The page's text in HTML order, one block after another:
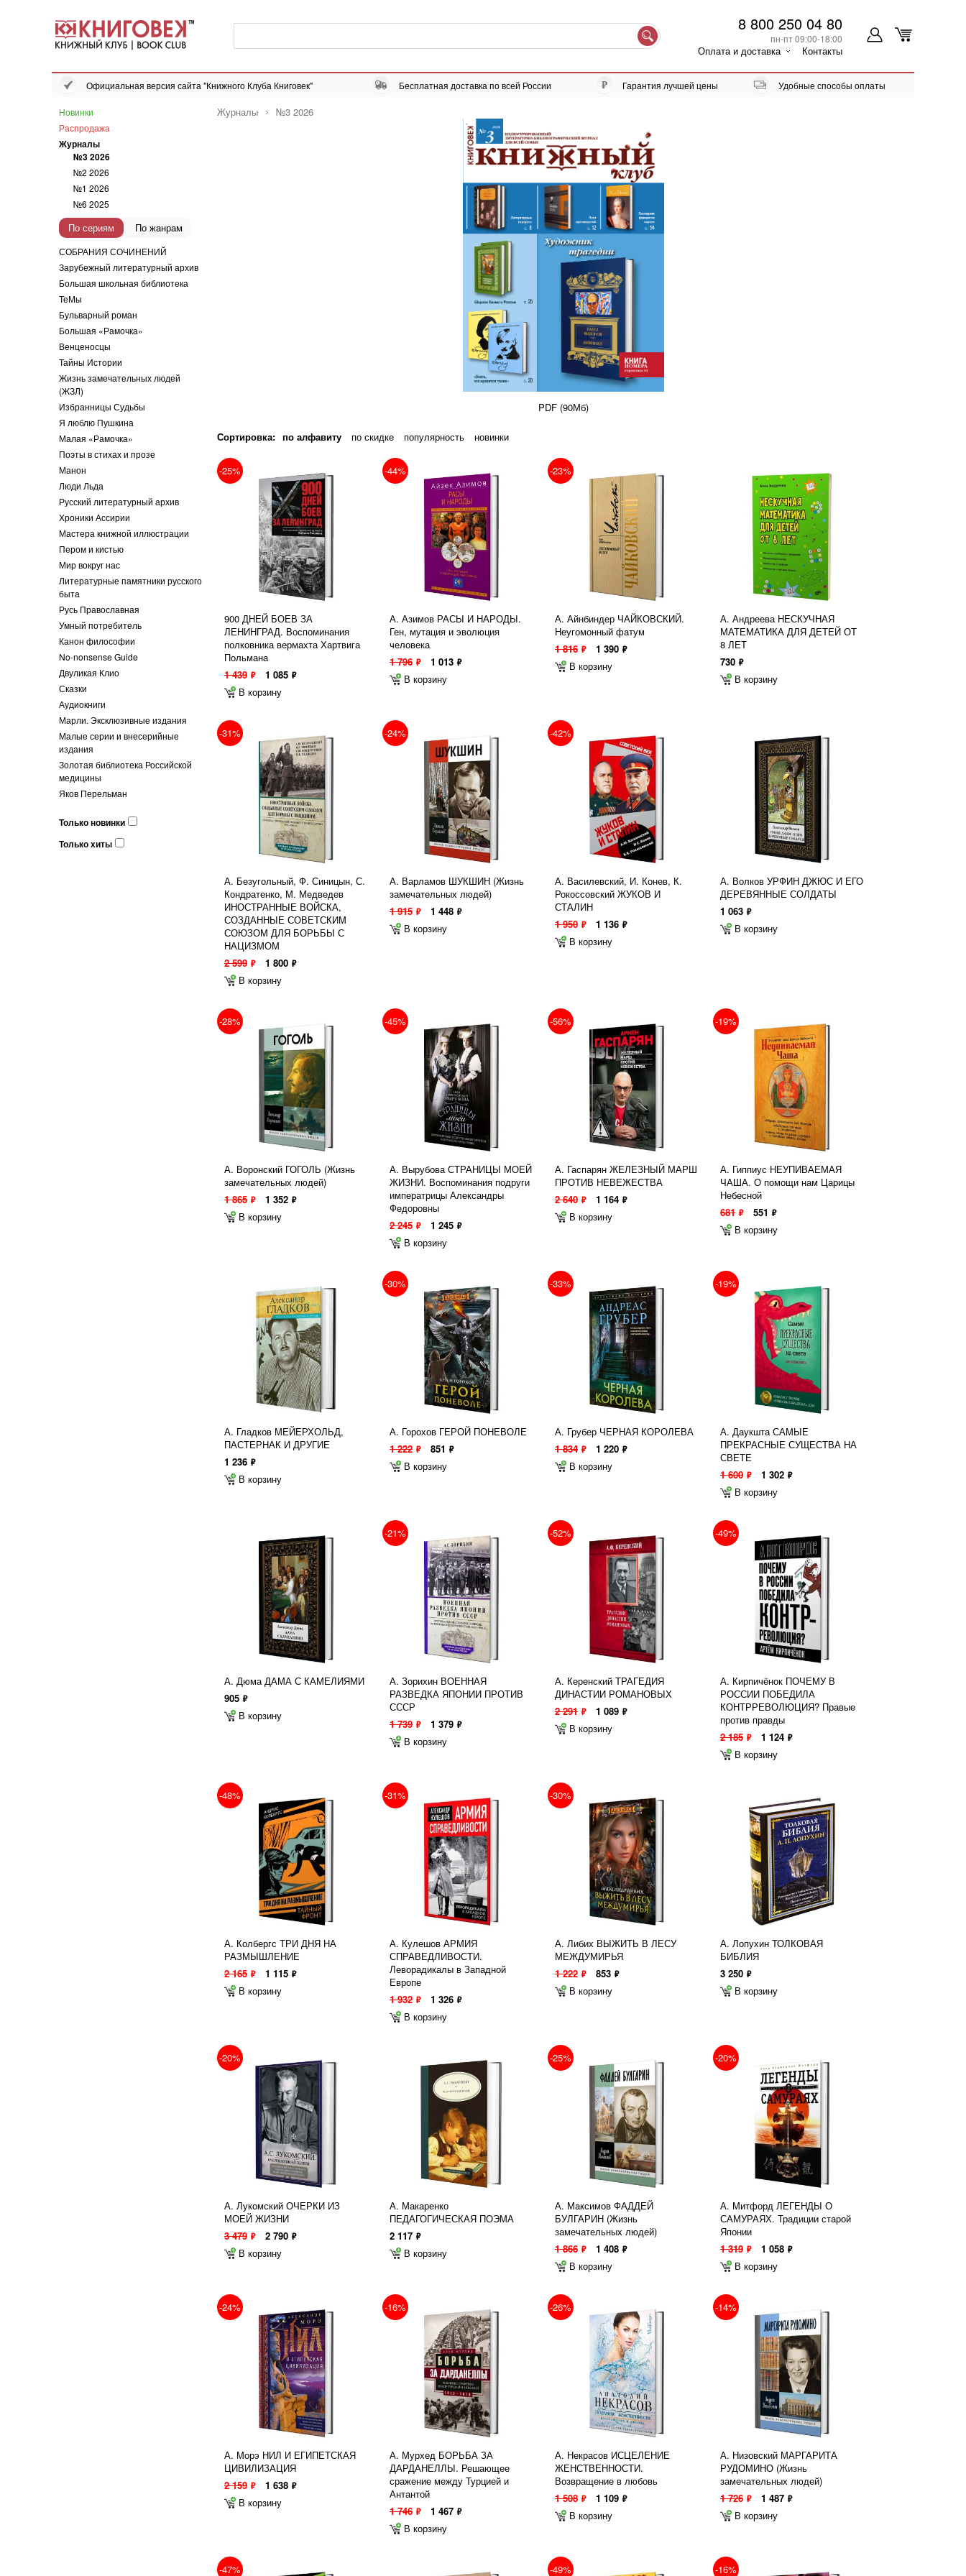
8 800 250 04 80
пн-пт 09:00-18:00
Оплата и доставка Контакты
Официальная версия сайта "Книжного Клуба Книговек" Бесплатная доставка по всей России Гарантия лучшей цены Удобные способы оплаты
Новинки
Распродажа
Журналы
№3 2026
№2 2026
№1 2026
№6 2025
По сериям По жанрам
СОБРАНИЯ СОЧИНЕНИЙ
Зарубежный литературный архив
Большая школьная библиотека
ТеМы
Бульварный роман
Большая «Рамочка»
Венценосцы
Тайны Истории
Жизнь замечательных людей
(ЖЗЛ)
Избранницы Судьбы
Я люблю Пушкина
Малая «Рамочка»
Поэты в стихах и прозе
Манон
Люди Льда
Русский литературный архив
Хроники Ассирии
Мастера книжной иллюстрации
Пером и кистью
Мир вокруг нас
Литературные памятники русского
быта
Русь Православная
Умный потребитель
Канон философии
No-nonsense Guide
Двуликая Клио
Сказки
Аудиокниги
Марли. Эксклюзивные издания
Малые серии и внесерийные
издания
Золотая библиотека Российской
медицины
Яков Перельман
Только новинки
Только хиты
Журналы №3 2026
PDF (90Мб)
Сортировка: по алфавиту по скидке популярность новинки
-25%
900 ДНЕЙ БОЕВ ЗА
ЛЕНИНГРАД. Воспоминания
полковника вермахта Хартвига
Польмана
1 439 ф 1 085 ф
В корзину
-44%
А. Азимов РАСЫ И НАРОДЫ.
Ген, мутация и эволюция
человека
1 796 ф 1 013 ф
В корзину
-23%
А. Айнбиндер ЧАЙКОВСКИЙ.
Неугомонный фатум
1 816 ф 1 390 ф
В корзину
А. Андреева НЕСКУЧНАЯ
МАТЕМАТИКА ДЛЯ ДЕТЕЙ ОТ
8 ЛЕТ
730 ф
В корзину
-31%
А. Безугольный, Ф. Синицын, С.
Кондратенко, М. Медведев
ИНОСТРАННЫЕ ВОЙСКА,
СОЗДАННЫЕ СОВЕТСКИМ
СОЮЗОМ ДЛЯ БОРЬБЫ С
НАЦИЗМОМ
2 599 ф 1 800 ф
В корзину
-24%
А. Варламов ШУКШИН (Жизнь
замечательных людей)
1 915 ф 1 448 ф
В корзину
-42%
А. Василевский, И. Конев, К.
Рокоссовский ЖУКОВ И
СТАЛИН
1 950 ф 1 136 ф
В корзину
А. Волков УРФИН ДЖЮС И ЕГО
ДЕРЕВЯННЫЕ СОЛДАТЫ
1 063 ф
В корзину
-28%
А. Воронский ГОГОЛЬ (Жизнь
замечательных людей)
1 865 ф 1 352 ф
В корзину
-45%
А. Вырубова СТРАНИЦЫ МОЕЙ
ЖИЗНИ. Воспоминания подруги
императрицы Александры
Федоровны
2 245 ф 1 245 ф
В корзину
-56%
А. Гаспарян ЖЕЛЕЗНЫЙ МАРШ
ПРОТИВ НЕВЕЖЕСТВА
2 640 ф 1 164 ф
В корзину
-19%
А. Гиппиус НЕУПИВАЕМАЯ
ЧАША. О помощи нам Царицы
Небесной
681 ф 551 ф
В корзину
А. Гладков МЕЙЕРХОЛЬД,
ПАСТЕРНАК И ДРУГИЕ
1 236 ф
В корзину
-30%
А. Горохов ГЕРОЙ ПОНЕВОЛЕ
1 222 ф 851 ф
В корзину
-33%
А. Грубер ЧЕРНАЯ КОРОЛЕВА
1 834 ф 1 220 ф
В корзину
-19%
А. Даукшта САМЫЕ
ПРЕКРАСНЫЕ СУЩЕСТВА НА
СВЕТЕ
1 600 ф 1 302 ф
В корзину
А. Дюма ДАМА С КАМЕЛИЯМИ
905 ф
В корзину
-21%
А. Зорихин ВОЕННАЯ
РАЗВЕДКА ЯПОНИИ ПРОТИВ
СССР
1 739 ф 1 379 ф
В корзину
-52%
А. Керенский ТРАГЕДИЯ
ДИНАСТИИ РОМАНОВЫХ
2 291 ф 1 089 ф
В корзину
-49%
А. Кирпичёнок ПОЧЕМУ В
РОССИИ ПОБЕДИЛА
КОНТРРЕВОЛЮЦИЯ? Правые
против правды
2 185 ф 1 124 ф
В корзину
-48%
А. Колбергс ТРИ ДНЯ НА
РАЗМЫШЛЕНИЕ
2 165 ф 1 115 ф
В корзину
-31%
А. Кулешов АРМИЯ
СПРАВЕДЛИВОСТИ.
Леворадикалы в Западной
Европе
1 932 ф 1 326 ф
В корзину
-30%
А. Либих ВЫЖИТЬ В ЛЕСУ
МЕЖДУМИРЬЯ
1 222 ф 853 ф
В корзину
А. Лопухин ТОЛКОВАЯ
БИБЛИЯ
3 250 ф
В корзину
-20%
А. Лукомский ОЧЕРКИ ИЗ
МОЕЙ ЖИЗНИ
3 479 ф 2 790 ф
В корзину
А. Макаренко
ПЕДАГОГИЧЕСКАЯ ПОЭМА
2 117 ф
В корзину
-25%
А. Максимов ФАДДЕЙ
БУЛГАРИН (Жизнь
замечательных людей)
1 866 ф 1 408 ф
В корзину
-20%
А. Митфорд ЛЕГЕНДЫ О
САМУРАЯХ. Традиции старой
Японии
1 319 ф 1 058 ф
В корзину
-24%
А. Морэ НИЛ И ЕГИПЕТСКАЯ
ЦИВИЛИЗАЦИЯ
2 159 ф 1 638 ф
В корзину
-16%
А. Мурхед БОРЬБА ЗА
ДАРДАНЕЛЛЫ. Решающее
сражение между Турцией и
Антантой
1 746 ф 1 467 ф
В корзину
-26%
А. Некрасов ИСЦЕЛЕНИЕ
ЖЕНСТВЕННОСТИ.
Возвращение в любовь
1 508 ф 1 109 ф
В корзину
-14%
А. Низовский МАРГАРИТА
РУДОМИНО (Жизнь
замечательных людей)
1 726 ф 1 487 ф
В корзину
-47% -49% -16%